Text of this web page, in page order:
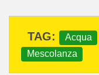
archiviatoAcqua
Mescolanza